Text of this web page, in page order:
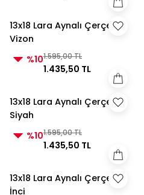
13x18 Lara Aynalı Çerçeve
Vizon
%101.595,00 TL
1.435,50 TL
13x18 Lara Aynalı Çerçeve
Siyah
%101.595,00 TL
1.435,50 TL
13x18 Lara Aynalı Çerçeve
İnci